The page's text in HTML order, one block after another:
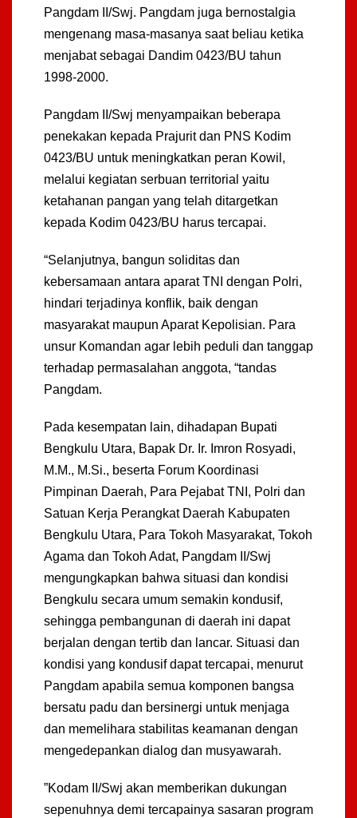
Pangdam II/Swj. Pangdam juga bernostalgia
mengenang masa-masanya saat beliau ketika
menjabat sebagai Dandim 0423/BU tahun
1998-2000.
Pangdam II/Swj menyampaikan beberapa
penekakan kepada Prajurit dan PNS Kodim
0423/BU untuk meningkatkan peran Kowil,
melalui kegiatan serbuan territorial yaitu
ketahanan pangan yang telah ditargetkan
kepada Kodim 0423/BU harus tercapai.
“Selanjutnya, bangun soliditas dan
kebersamaan antara aparat TNI dengan Polri,
hindari terjadinya konflik, baik dengan
masyarakat maupun Aparat Kepolisian. Para
unsur Komandan agar lebih peduli dan tanggap
terhadap permasalahan anggota, “tandas
Pangdam.
Pada kesempatan lain, dihadapan Bupati
Bengkulu Utara, Bapak Dr. Ir. Imron Rosyadi,
M.M., M.Si., beserta Forum Koordinasi
Pimpinan Daerah, Para Pejabat TNI, Polri dan
Satuan Kerja Perangkat Daerah Kabupaten
Bengkulu Utara, Para Tokoh Masyarakat, Tokoh
Agama dan Tokoh Adat, Pangdam II/Swj
mengungkapkan bahwa situasi dan kondisi
Bengkulu secara umum semakin kondusif,
sehingga pembangunan di daerah ini dapat
berjalan dengan tertib dan lancar. Situasi dan
kondisi yang kondusif dapat tercapai, menurut
Pangdam apabila semua komponen bangsa
bersatu padu dan bersinergi untuk menjaga
dan memelihara stabilitas keamanan dengan
mengedepankan dialog dan musyawarah.
”Kodam II/Swj akan memberikan dukungan
sepenuhnya demi tercapainya sasaran program